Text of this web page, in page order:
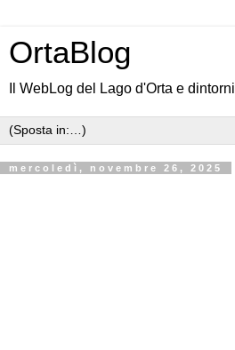
OrtaBlog
Il WebLog del Lago d'Orta e dintorni
mercoledì, novembre 26, 2025